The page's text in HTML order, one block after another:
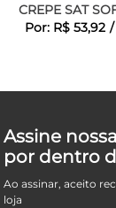
CREPE SAT
Por: R$ 53,92 /
Assine
por dentro
Ao assinar, aceito
loja